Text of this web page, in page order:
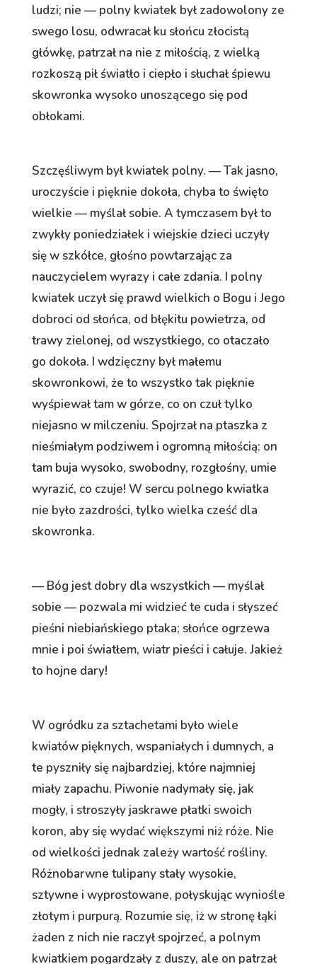
ludzi; nie — polny kwiatek był zadowolony ze
swego losu, odwracał ku słońcu złocistą
główkę, patrzał na nie z miłością, z wielką
rozkoszą pił światło i ciepło i słuchał śpiewu
skowronka wysoko unoszącego się pod
obłokami.
Szczęśliwym był kwiatek polny. — Tak jasno,
uroczyście i pięknie dokoła, chyba to święto
wielkie — myślał sobie. A tymczasem był to
zwykły poniedziałek i wiejskie dzieci uczyły
się w szkółce, głośno powtarzając za
nauczycielem wyrazy i całe zdania. I polny
kwiatek uczył się prawd wielkich o Bogu i Jego
dobroci od słońca, od błękitu powietrza, od
trawy zielonej, od wszystkiego, co otaczało
go dokoła. I wdzięczny był małemu
skowronkowi, że to wszystko tak pięknie
wyśpiewał tam w górze, co on czuł tylko
niejasno w milczeniu. Spojrzał na ptaszka z
nieśmiałym podziwem i ogromną miłością: on
tam buja wysoko, swobodny, rozgłośny, umie
wyrazić, co czuje! W sercu polnego kwiatka
nie było zazdrości, tylko wielka cześć dla
skowronka.
— Bóg jest dobry dla wszystkich — myślał
sobie — pozwala mi widzieć te cuda i słyszeć
pieśni niebiańskiego ptaka; słońce ogrzewa
mnie i poi światłem, wiatr pieści i całuje. Jakież
to hojne dary!
W ogródku za sztachetami było wiele
kwiatów pięknych, wspaniałych i dumnych, a
te pyszniły się najbardziej, które najmniej
miały zapachu. Piwonie nadymały się, jak
mogły, i stroszyły jaskrawe płatki swoich
koron, aby się wydać większymi niż róże. Nie
od wielkości jednak zależy wartość rośliny.
Różnobarwne tulipany stały wysokie,
sztywne i wyprostowane, połyskując wyniośle
złotym i purpurą. Rozumie się, iż w stronę łąki
żaden z nich nie raczył spojrzeć, a polnym
kwiatkiem pogardzały z duszy, ale on patrzał